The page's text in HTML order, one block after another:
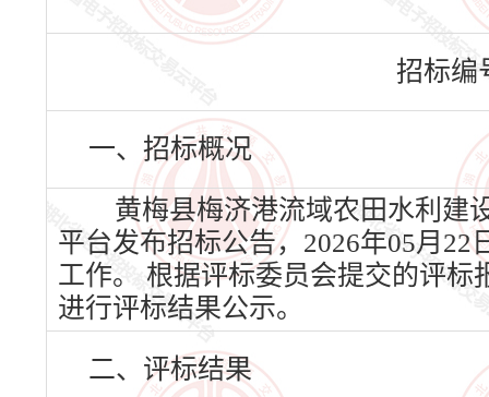
招标编
一、招标概况
黄梅县梅济港流域农田水利建
平台发布招标公告，2026年05月
工作。 根据评标委员会提交的评
进行评标结果公示。
二、评标结果